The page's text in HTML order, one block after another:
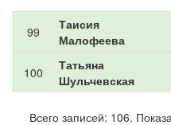
99
Таисия
Малофеева
100
Татьяна
Шульчевская
Всего записей: 106.